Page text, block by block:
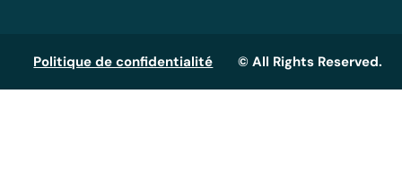
Politique de confidentialité © All Rights Reserved.